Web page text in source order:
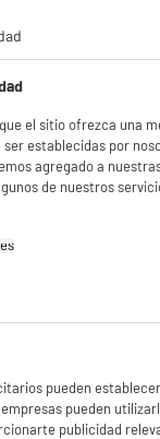
Descubre
1M BEIGE
0,025kg
989098
el sitio ofrezca una
ser establecidas por
agregado a
de nuestros
pueden
pueden
publicidad